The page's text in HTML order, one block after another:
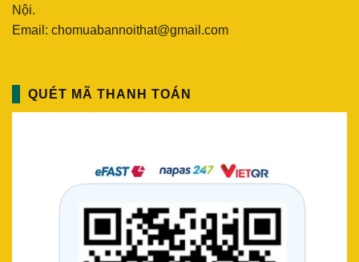
Nội.
Email: chomuabannoithat@gmail.com
QUÉT MÃ THANH TOÁN